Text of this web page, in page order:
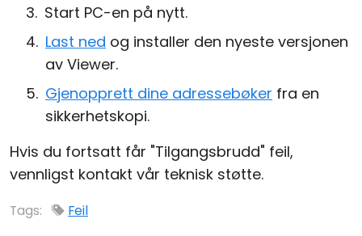
Start PC-en på nytt.
Last ned og installer den nyeste versjonen
av Viewer.
Gjenopprett dine adressebøker fra en
sikkerhetskopi.
Hvis du fortsatt får "Tilgangsbrudd" feil,
vennligst kontakt vår teknisk støtte.
Tags: Feil